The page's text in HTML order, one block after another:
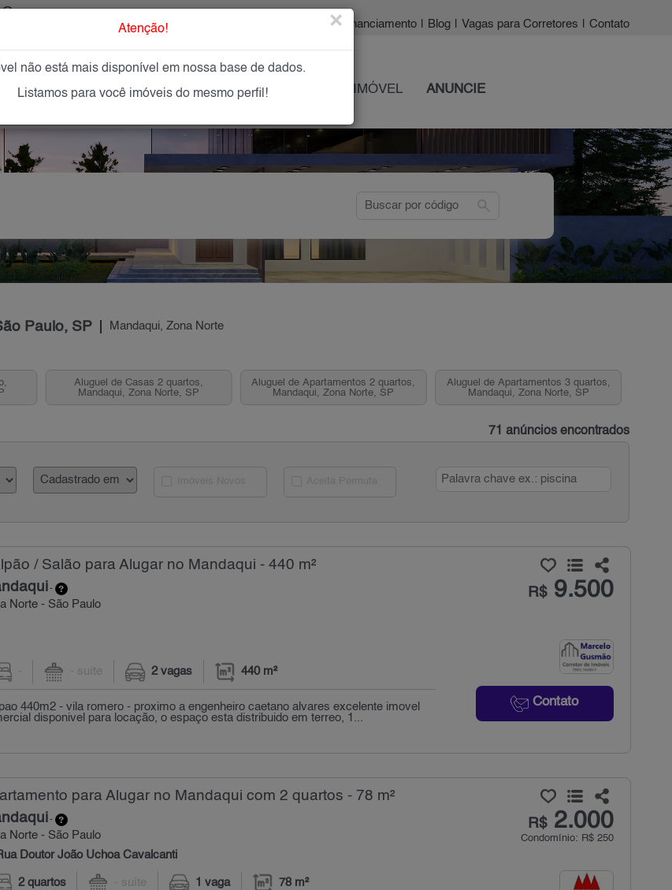
| Financiamento Blog Vagas para Corretores Contato
IMÓVEIS NOVOS IMOBILIÁRIAS OFEREÇA SEU IMÓVEL ANUNCIE
search
Paulo, SP Mandaqui, Zona Norte
Aluguel de Casas 2 quartos,
Mandaqui, Zona Norte, SP
Aluguel de Apartamentos 2 quartos,
Mandaqui, Zona Norte, SP
Aluguel de Apartamentos 3 quartos,
Mandaqui, Zona Norte, SP
71 anúncios encontrados
/ Salão para Alugar no Mandaqui - 440 m²
-
Norte - São Paulo
R$9.500
Contato
- - suíte 2 vagas 440 m²
440m2 - vila romero - proximo a engenheiro caetano alvares excelente imovel
disponivel para locação, o espaço esta distribuido em terreo, 1...
para Alugar no Mandaqui com 2 quartos - 78 m²
-
Norte - São Paulo
Doutor João Uchoa Cavalcanti
R$2.000
Condomínio: R$ 250
2 quartos - suíte 1 vaga 78 m²
Atenção! ×
não está mais disponível em nossa base de dados.
Listamos para você imóveis do mesmo perfil!